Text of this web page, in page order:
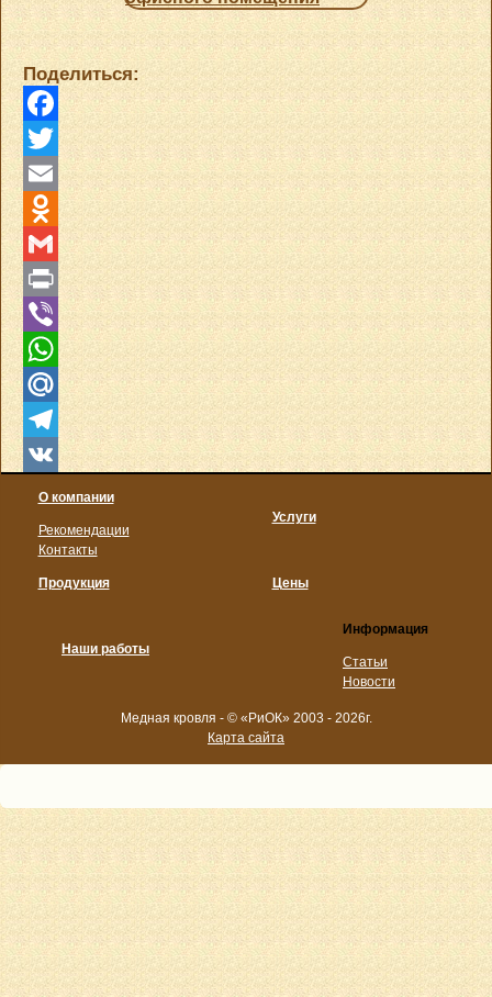
Поделиться:
Facebook
Twitter
Email
Odnoklassniki
Gmail
Print
Viber
WhatsApp
Mail.Ru
Telegram
VKО компании
Рекомендации
Контакты
Услуги
Продукция Цены
Наши работы
Информация
Статьи
Новости
Медная кровля - © «РиОК» 2003 - 2026г.
Карта сайта